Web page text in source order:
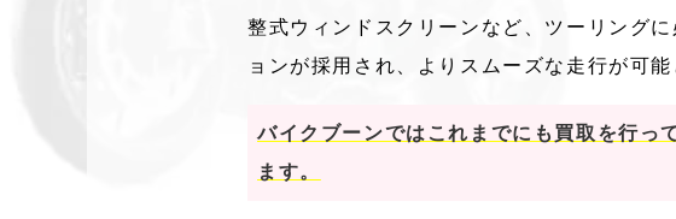
整式ウィンドスクリーンなど、ツーリング
ョンが採用され、よりスムーズな走行が可能
バイクブーンではこれまでにも買取を行
ます。